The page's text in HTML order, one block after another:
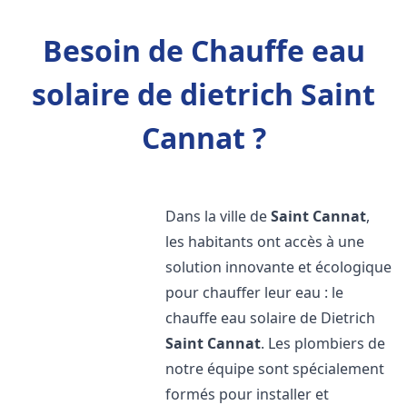
Besoin de Chauffe eau
solaire de dietrich Saint
Cannat ?
Dans la ville deSaint Cannat,
les habitants ont accès à une
solution innovante et écologique
pour chauffer leur eau : le
chauffe eau solaire de Dietrich
Saint Cannat. Les plombiers de
notre équipe sont spécialement
formés pour installer et